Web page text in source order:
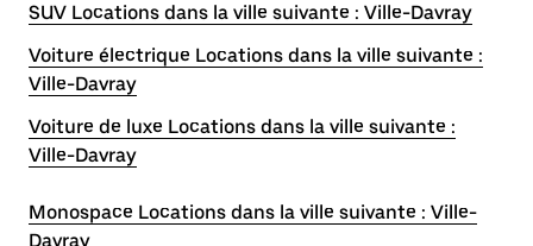
SUV Locations dans la ville suivante : Ville-Davray
Voiture électrique Locations dans la ville suivante :
Ville-Davray
Voiture de luxe Locations dans la ville suivante :
Ville-Davray
Monospace Locations dans la ville suivante : Ville-
Davray